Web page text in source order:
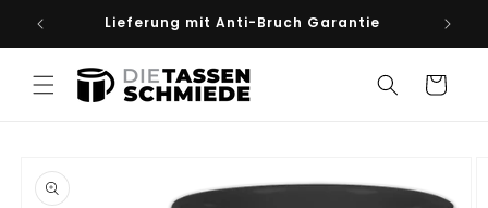
zum
Inhalt
Lieferung mit Anti-Bruch Garantie
Warenkorb